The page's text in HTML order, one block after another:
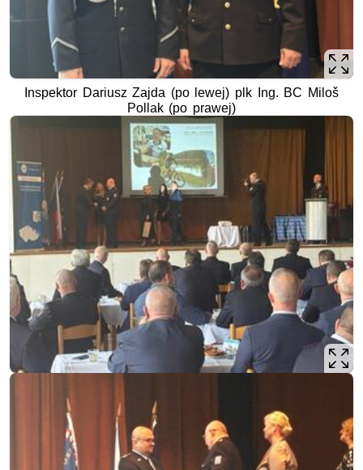
Inspektor Dariusz Zajda (po lewej) plk Ing. BC Miloš
Pollak (po prawej)